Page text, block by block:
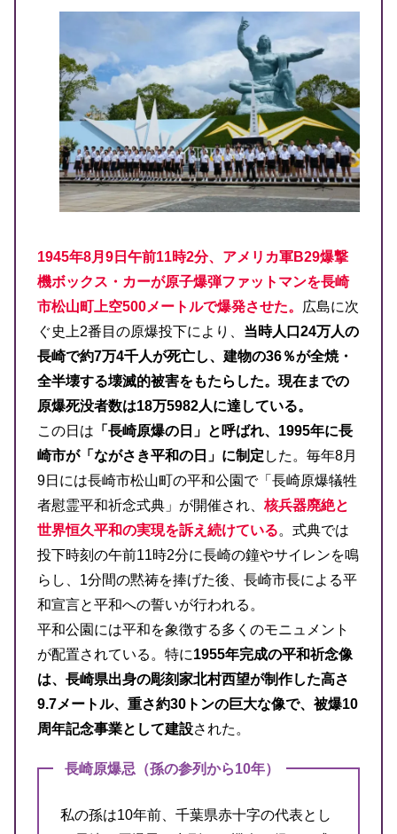
1945年8月9日午前11時2分、アメリカ軍B29爆撃
機ボックス・カーが原子爆弾ファットマンを長崎
市松山町上空500メートルで爆発させた。 広島に次
ぐ史上2番目の原爆投下により、 当時人口24万人の
長崎で約7万4千人が死亡し、建物の36％が全焼・
全半壊する壊滅的被害をもたらした。現在までの
原爆死没者数は18万5982人に達している。
この日は 「長崎原爆の日」と呼ばれ、1995年に長
崎市が「ながさき平和の日」に制定 した。毎年8月
9日には長崎市松山町の平和公園で「長崎原爆犠牲
者慰霊平和祈念式典」が開催され、 核兵器廃絶と
世界恒久平和の実現を訴え続けている。式典では
投下時刻の午前11時2分に長崎の鐘やサイレンを鳴
らし、1分間の黙祷を捧げた後、長崎市長による平
和宣言と平和への誓いが行われる。
平和公園には平和を象徴する多くのモニュメント
が配置されている。特に1955年完成の平和祈念像
は、長崎県出身の彫刻家北村西望が制作した高さ
9.7メートル、重さ約30トンの巨大な像で、被爆10
周年記念事業として建設された。
長崎原爆忌（孫の参列から10年）
私の孫は10年前、千葉県赤十字の代表とし